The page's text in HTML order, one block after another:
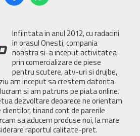
Infiintata in anul 2012, cu radacini
in orasul Onesti, compania
noastra si-a inceput activitatea
prin comercializare de piese
pentru scutere, atv-uri si drujbe,
am inceput sa crestem datorita
si am patruns pe piata online.
dezvoltare deoarece ne orientam
tinand cont de parerile
sa aducem produse noi, la mare
raportul calitate-pret.